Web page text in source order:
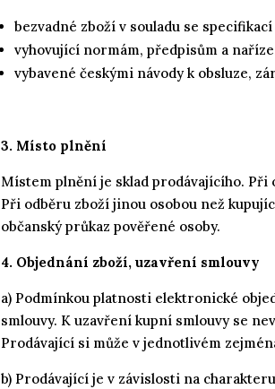
bezvadné zboží v souladu se
vyhovující normám, předpisům a
vybavené českými návody k obsluze,
3. Místo plnění
Místem plnění je sklad prodávajícího. Při
Při odběru zboží jinou osobou než
občanský průkaz pověřené osoby.
4. Objednání zboží, uzavření smlouvy
a) Podmínkou platnosti elektronické
smlouvy. K uzavření kupní smlouvy se
Prodávající si může v jednotlivém
b) Prodávající je v závislosti na